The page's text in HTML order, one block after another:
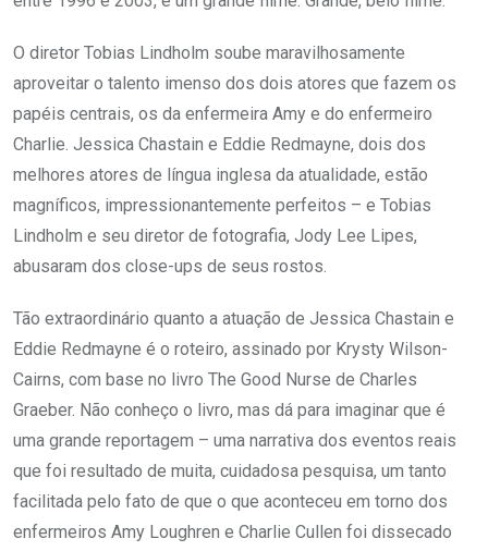
O diretor Tobias Lindholm soube maravilhosamente
aproveitar o talento imenso dos dois atores que fazem os
papéis centrais, os da enfermeira Amy e do enfermeiro
Charlie. Jessica Chastain e Eddie Redmayne, dois dos
melhores atores de língua inglesa da atualidade, estão
magníficos, impressionantemente perfeitos – e Tobias
Lindholm e seu diretor de fotografia, Jody Lee Lipes,
abusaram dos close-ups de seus rostos.
Tão extraordinário quanto a atuação de Jessica Chastain e
Eddie Redmayne é o roteiro, assinado por Krysty Wilson-
Cairns, com base no livro The Good Nurse de Charles
Graeber. Não conheço o livro, mas dá para imaginar que é
uma grande reportagem – uma narrativa dos eventos reais
que foi resultado de muita, cuidadosa pesquisa, um tanto
facilitada pelo fato de que o que aconteceu em torno dos
enfermeiros Amy Loughren e Charlie Cullen foi dissecado